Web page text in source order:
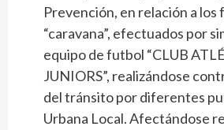
Prevención, en relación a los
“caravana”, efectuados por
equipo de futbol “CLUB
JUNIORS”, realizándose
del tránsito por diferentes
Urbana Local. Afectándose